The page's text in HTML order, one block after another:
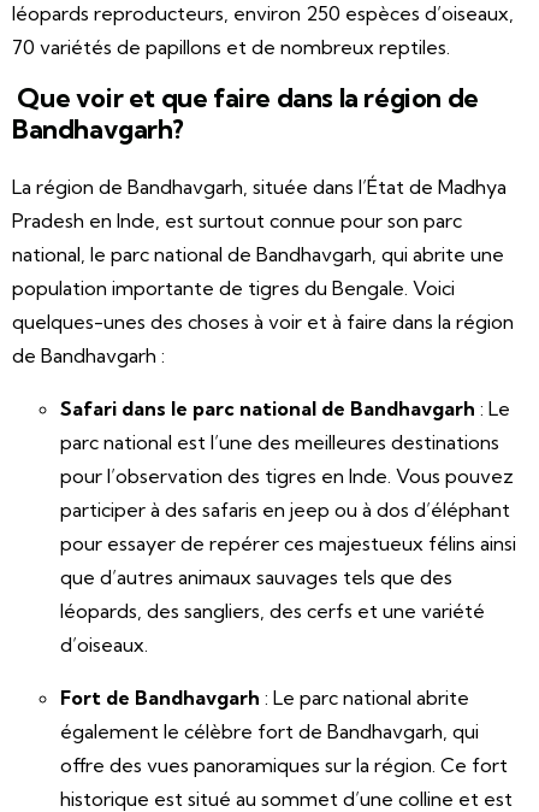
léopards reproducteurs, environ 250 espèces d’oiseaux,
70 variétés de papillons et de nombreux reptiles.
Que voir et que faire dans la région de
Bandhavgarh?
La région de Bandhavgarh, située dans l’État de Madhya
Pradesh en Inde, est surtout connue pour son parc
national, le parc national de Bandhavgarh, qui abrite une
population importante de tigres du Bengale. Voici
quelques-unes des choses à voir et à faire dans la région
de Bandhavgarh :
Safari dans le parc national de Bandhavgarh : Le
parc national est l’une des meilleures destinations
pour l’observation des tigres en Inde. Vous pouvez
participer à des safaris en jeep ou à dos d’éléphant
pour essayer de repérer ces majestueux félins ainsi
que d’autres animaux sauvages tels que des
léopards, des sangliers, des cerfs et une variété
d’oiseaux.
Fort de Bandhavgarh : Le parc national abrite
également le célèbre fort de Bandhavgarh, qui
offre des vues panoramiques sur la région. Ce fort
historique est situé au sommet d’une colline et est